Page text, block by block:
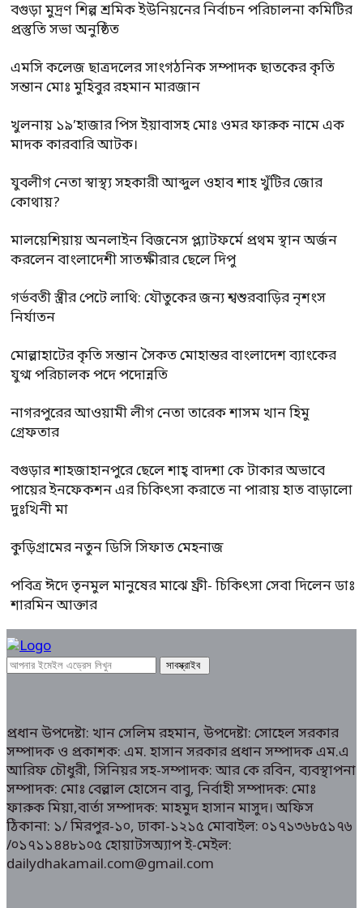
বগুড়া মুদ্রণ শিল্প শ্রমিক ইউনিয়নের নির্বাচন পরিচালনা কমিটির
প্রস্তুতি সভা অনুষ্ঠিত
এমসি কলেজ ছাত্রদলের সাংগঠনিক সম্পাদক ছাতকের কৃতি
সন্তান মোঃ মুহিবুর রহমান মারজান
খুলনায় ১৯’হাজার পিস ইয়াবাসহ মোঃ ওমর ফারুক নামে এক
মাদক কারবারি আটক।
যুবলীগ নেতা স্বাস্থ্য সহকারী আব্দুল ওহাব শাহ খুঁটির জোর
কোথায়?
মালয়েশিয়ায় অনলাইন বিজনেস প্ল্যাটফর্মে প্রথম স্থান অর্জন
করলেন বাংলাদেশী সাতক্ষীরার ছেলে দিপু
গর্ভবতী স্ত্রীর পেটে লাথি: যৌতুকের জন্য শ্বশুরবাড়ির নৃশংস
নির্যাতন
মোল্লাহাটের কৃতি সন্তান সৈকত মোহান্তর বাংলাদেশ ব্যাংকের
যুগ্ম পরিচালক পদে পদোন্নতি
নাগরপুরের আওয়ামী লীগ নেতা তারেক শাসম খান হিমু
গ্রেফতার
বগুড়ার শাহজাহানপুরে ছেলে শাহ্ বাদশা কে টাকার অভাবে
পায়ের ইনফেকশন এর চিকিৎসা করাতে না পারায় হাত বাড়ালো
দুঃখিনী মা
কুড়িগ্রামের নতুন ডিসি সিফাত মেহনাজ
পবিত্র ঈদে তৃনমুল মানুষের মাঝে ফ্রী- চিকিৎসা সেবা দিলেন ডাঃ
শারমিন আক্তার
প্রধান উপদেষ্টা: খান সেলিম রহমান, উপদেষ্টা: সোহেল সরকার
সম্পাদক ও প্রকাশক: এম. হাসান সরকার প্রধান সম্পাদক এম.এ
আরিফ চৌধুরী, সিনিয়র সহ-সম্পাদক: আর কে রবিন, ব্যবস্থাপনা
সম্পাদক: মোঃ বেল্লাল হোসেন বাবু, নির্বাহী সম্পাদক: মোঃ
ফারুক মিয়া,বার্তা সম্পাদক: মাহমুদ হাসান মাসুদ। অফিস
ঠিকানা: ১/ মিরপুর-১০, ঢাকা-১২১৫ মোবাইল: ০১৭১৩৬৮৫১৭৬
/০১৭১১৪৪৮১০৫ হোয়াটসঅ্যাপ ই-মেইল:
dailydhakamail.com@gmail.com